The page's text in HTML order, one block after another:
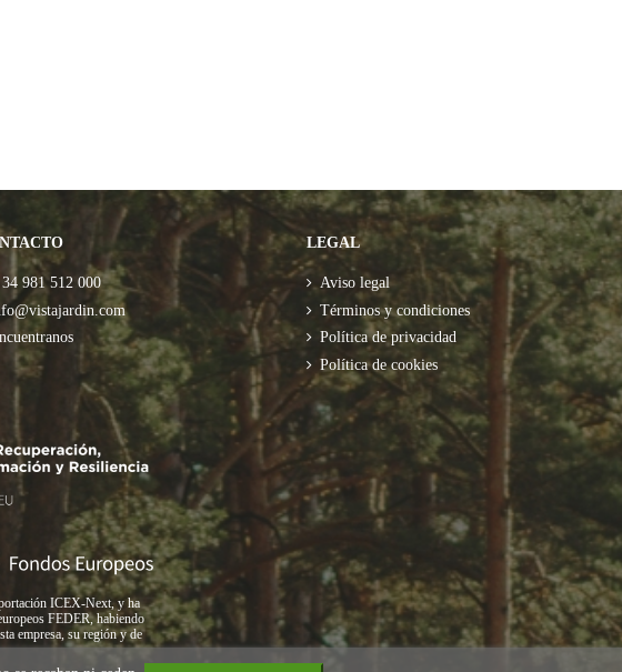
981 512 000
LEGAL
Aviso legal
Términos y condiciones
Política de privacidad
Política de cookies
ICEX-Next, y ha
FEDER, habiendo
empresa, su región y de